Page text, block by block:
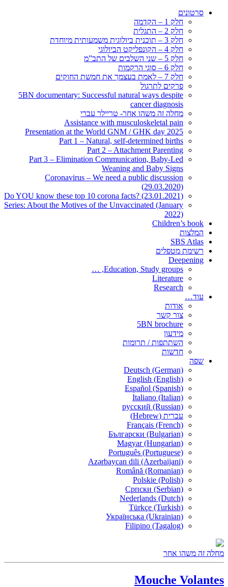
סרטונים
חלק 1 – הקדמה
חלק 2 – התגלית
חלק 3 – תוכנית ביולוגית משמעותית מיוחדת
חלק 4 – הקונפליקט הביולוגי
חלק 5 – שני השלבים של התב”מ
חלק 6 – סוגי הרקמות
חלק 7 – לאמת בעצמך את חמשת החוקים
פרקים לתרגול
5BN documentary: Successful natural ways despite
cancer diagnosis
מחלה זה משהו אחר- טריילר עברי
Assistance with musculoskeletal pain
Presentation at the World GNM / GHK day 2025
Part 1 – Natural, self-determined births
Part 2 – Attachment Parenting
Part 3 – Elimination Communication, Baby-Led
Weaning and Baby Signs
Coronavirus – We need a public discussion
(29.03.2020)
Do YOU know these top 10 corona facts? (23.01.2021)
Series: About the Motives of the Unvaccinated (January
2022)
Children’s book
המלצות
SBS Atlas
רשימת מטפלים
Deepening
Education, Study groups, …
Literature
Research
עוד…
אודות
צור קשר
5BN brochure
מידעון
השתתפות / תרומות
חדשות
שפה
Deutsch (German)
English (English)
Español (Spanish)
Italiano (Italian)
русский (Russian)
עברית (Hebrew)
Français (French)
Български (Bulgarian)
Magyar (Hungarian)
Português (Portuguese)
Azərbaycan dili (Azerbaijani)
Română (Romanian)
Polskie (Polish)
Српски (Serbian)
Nederlands (Dutch)
Türkçe (Turkish)
Українська (Ukrainian)
Filipino (Tagalog)
מחלה זה משהו אחר
Mouche Volantes